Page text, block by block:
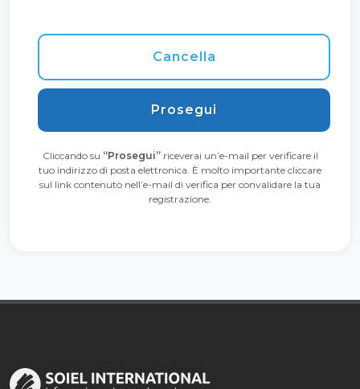
Cancella
Prosegui
Cliccando su “Prosegui”riceverai un’e-mail per verificare il
tuo indirizzo di posta elettronica. È molto importante cliccare
sul link contenuto nell’e-mail di verifica per convalidare la tua
registrazione.